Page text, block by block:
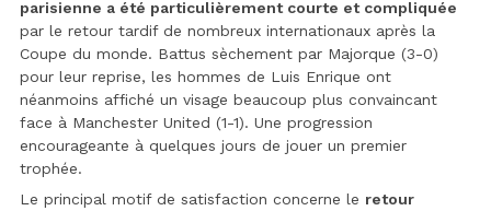
parisienne a été particulièrement courte et compliquée
par le retour tardif de nombreux internationaux après la
Coupe du monde. Battus sèchement par Majorque (3-0)
pour leur reprise, les hommes de Luis Enrique ont
néanmoins affiché un visage beaucoup plus convaincant
face à Manchester United (1-1). Une progression
encourageante à quelques jours de jouer un premier
trophée.
Le principal motif de satisfaction concerne le retour